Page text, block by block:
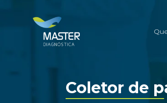
Coletor de